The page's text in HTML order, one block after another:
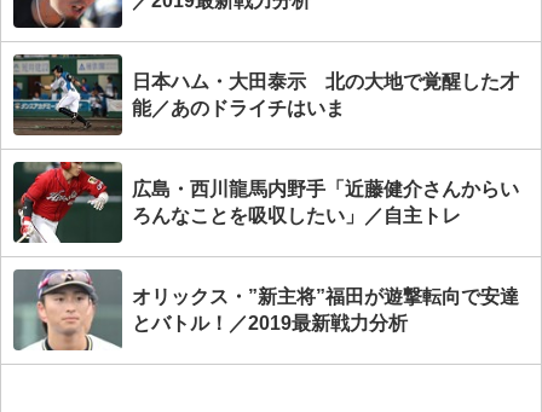
日本ハム・大田泰示 北の大地で覚醒した才
能／あのドライチはいま
広島・西川龍馬内野手「近藤健介さんからい
ろんなことを吸収したい」／自主トレ
オリックス・”新主将”福田が遊撃転向で安達
とバトル！／2019最新戦力分析